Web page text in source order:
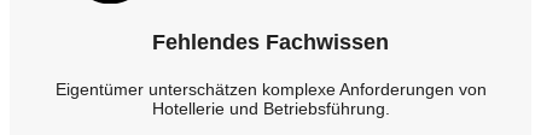
Fehlendes Fachwissen
Eigentümer unterschätzen komplexe Anforderungen von
Hotellerie und Betriebsführung.